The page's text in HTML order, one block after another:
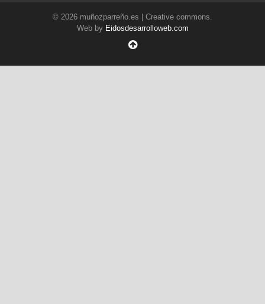
© 2026 muñozparreño.es | Creative commons.
Web by Eidosdesarrolloweb.com